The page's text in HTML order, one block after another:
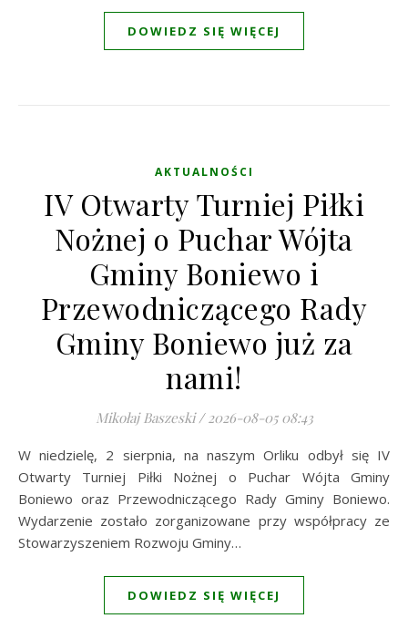
DOWIEDZ SIĘ WIĘCEJ
AKTUALNOŚCI
IV Otwarty Turniej Piłki
Nożnej o Puchar Wójta
Gminy Boniewo i
Przewodniczącego Rady
Gminy Boniewo już za
nami!
Mikołaj Baszeski / 2026-08-05 08:43
W niedzielę, 2 sierpnia, na naszym Orliku odbył się IV
Otwarty Turniej Piłki Nożnej o Puchar Wójta Gminy
Boniewo oraz Przewodniczącego Rady Gminy Boniewo.
Wydarzenie zostało zorganizowane przy współpracy ze
Stowarzyszeniem Rozwoju Gminy…
DOWIEDZ SIĘ WIĘCEJ